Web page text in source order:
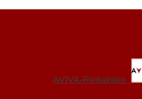
AVIVA-Redaktion